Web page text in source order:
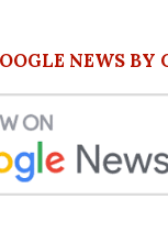
NEWS BY